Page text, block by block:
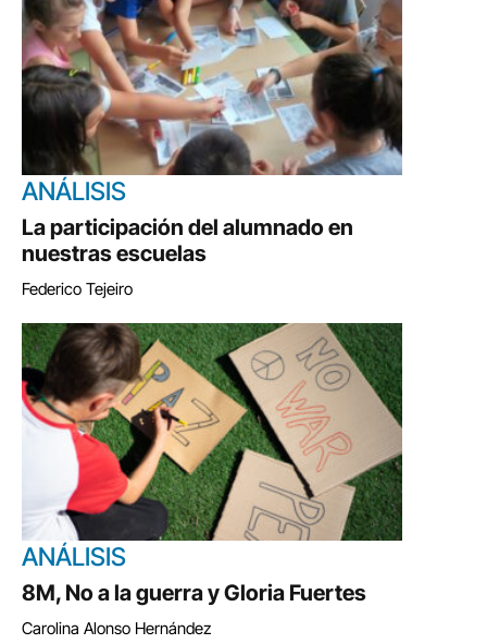
ANÁLISIS
La participación del alumnado en
nuestras escuelas
Federico Tejeiro
ANÁLISIS
8M, No a la guerra y Gloria Fuertes
Carolina Alonso Hernández